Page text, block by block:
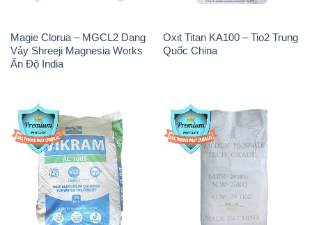
Magie Clorua – MGCL2 Dạng
Vảy Shreeji Magnesia Works
Ấn Độ India
Oxit Titan KA100 – Tio2 Trung
Quốc China